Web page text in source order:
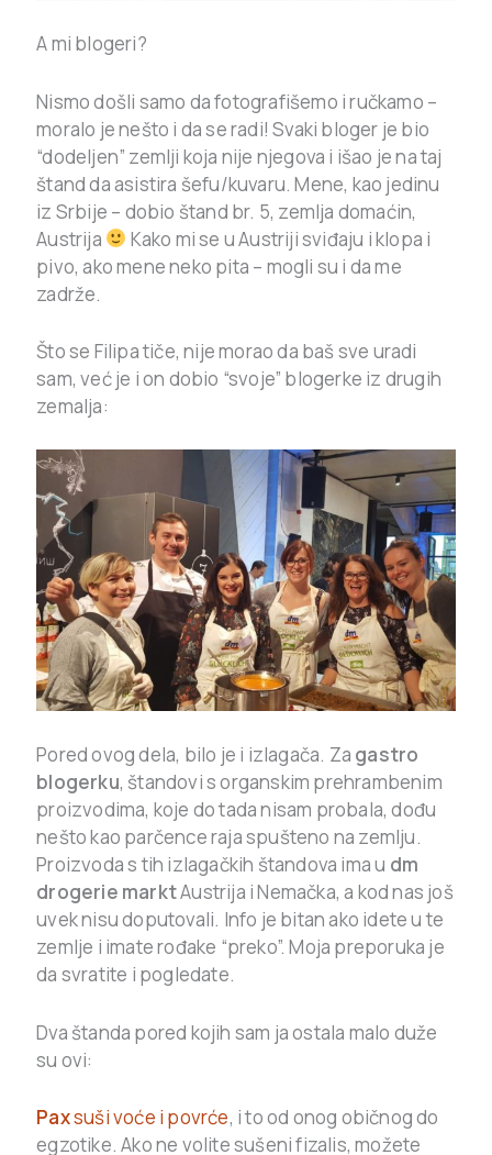
A mi blogeri?
Nismo došli samo da fotografišemo i ručkamo –
moralo je nešto i da se radi! Svaki bloger je bio
“dodeljen” zemlji koja nije njegova i išao je na taj
štand da asistira šefu/kuvaru. Mene, kao jedinu
iz Srbije – dobio štand br. 5, zemlja domaćin,
Austrija
Kako mi se u Austriji sviđaju i klopa i
pivo, ako mene neko pita – mogli su i da me
zadrže.
Što se Filipa tiče, nije morao da baš sve uradi
sam, već je i on dobio “svoje” blogerke iz drugih
zemalja:
Pored ovog dela, bilo je i izlagača. Za gastro
blogerku, štandovi s organskim prehrambenim
proizvodima, koje do tada nisam probala, dođu
nešto kao parčence raja spušteno na zemlju.
Proizvoda s tih izlagačkih štandova ima u dm
drogerie marktAustrija i Nemačka, a kod nas još
uvek nisu doputovali. Info je bitan ako idete u te
zemlje i imate rođake “preko”. Moja preporuka je
da svratite i pogledate.
Dva štanda pored kojih sam ja ostala malo duže
su ovi:
Paxsuši voće i povrće, i to od onog običnog do
egzotike. Ako ne volite sušeni fizalis, možete